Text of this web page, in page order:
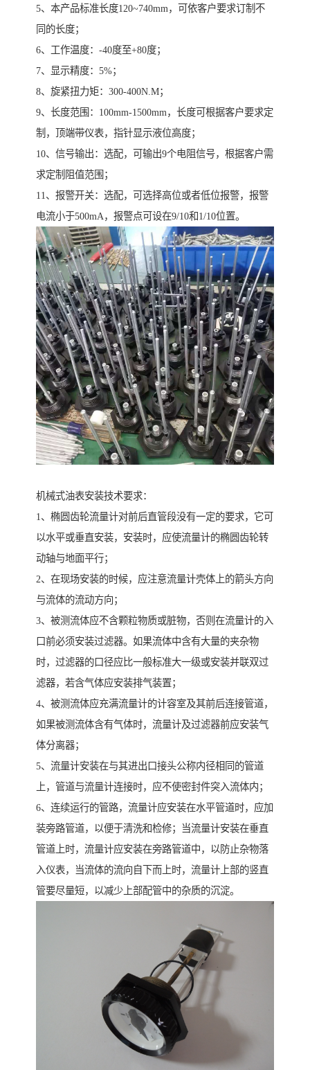
5、本产品标准长度120~740mm，可依客户要求订制不
同的长度；
6、工作温度：-40度至+80度；
7、显示精度：5%；
8、旋紧扭力矩：300-400N.M；
9、长度范围：100mm-1500mm，长度可根据客户要求定
制，顶端带仪表，指针显示液位高度；
10、信号输出：选配，可输出9个电阻信号，根据客户需
求定制阻值范围；
11、报警开关：选配，可选择高位或者低位报警，报警
电流小于500mA，报警点可设在9/10和1/10位置。
机械式油表安装技术要求：
1、椭圆齿轮流量计对前后直管段没有一定的要求，它可
以水平或垂直安装，安装时，应使流量计的椭圆齿轮转
动轴与地面平行；
2、在现场安装的时候，应注意流量计壳体上的箭头方向
与流体的流动方向；
3、被测流体应不含颗粒物质或脏物，否则在流量计的入
口前必须安装过滤器。如果流体中含有大量的夹杂物
时，过滤器的口径应比一般标准大一级或安装并联双过
滤器，若含气体应安装排气装置；
4、被测流体应充满流量计的计容室及其前后连接管道，
如果被测流体含有气体时，流量计及过滤器前应安装气
体分离器；
5、流量计安装在与其进出口接头公称内径相同的管道
上，管道与流量计连接时，应不使密封件突入流体内；
6、连续运行的管路，流量计应安装在水平管道时，应加
装旁路管道，以便于清洗和检修；当流量计安装在垂直
管道上时，流量计应安装在旁路管道中，以防止杂物落
入仪表，当流体的流向自下而上时，流量计上部的竖直
管要尽量短，以减少上部配管中的杂质的沉淀。